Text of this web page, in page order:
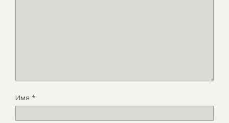
Имя *